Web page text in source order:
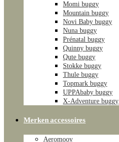
Momi buggy
Mountain buggy
Novi Baby buggy
Nuna buggy
Prénatal buggy
Quinny buggy
Qute buggy
Stokke buggy
Thule buggy
Topmark buggy
UPPAbaby buggy
X-Adventure buggy
Merken accessoires
Aeromoov